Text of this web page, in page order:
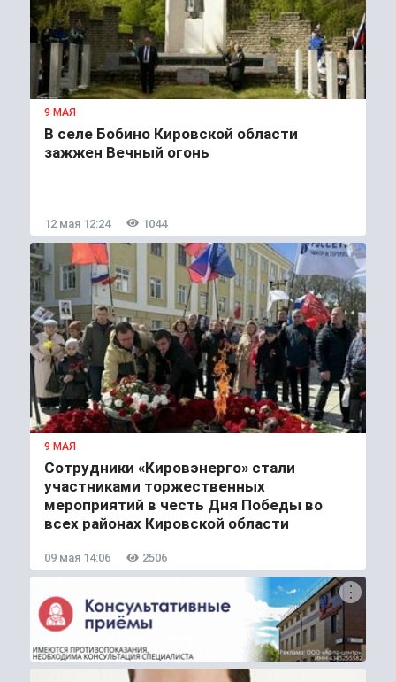
9 МАЯ
В селе Бобино Кировской области
зажжен Вечный огонь
12 мая 12:24 1044
9 МАЯ
Сотрудники «Кировэнерго» стали
участниками торжественных
мероприятий в честь Дня Победы во
всех районах Кировской области
09 мая 14:06 2506